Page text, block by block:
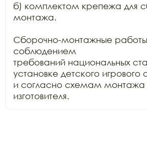
б) комплектом крепежа для
монтажа.
Сборочно-монтажные работы
соблюдением
требований национальных
установке детского игрового
и согласно схемам монтажа
изготовителя.